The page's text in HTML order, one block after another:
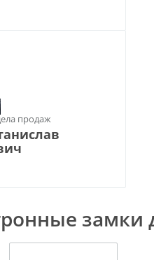
продаж
замки